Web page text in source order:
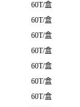
60T/盒
60T/盒
60T/盒
60T/盒
60T/盒
60T/盒
60T/盒